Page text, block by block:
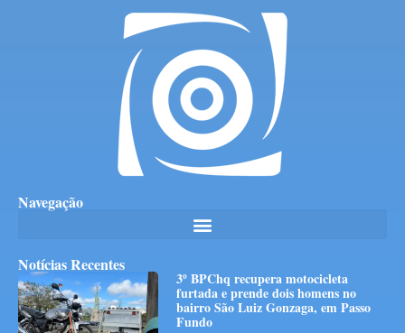
Navegação
Notícias Recentes
3º BPChq recupera motocicleta
furtada e prende dois homens no
bairro São Luiz Gonzaga, em Passo
Fundo